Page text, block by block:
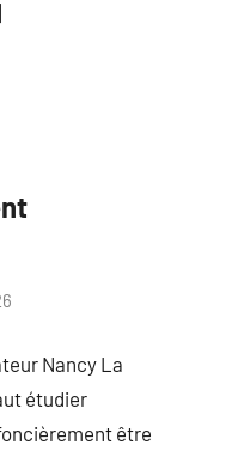
Nancy La
étudier
être